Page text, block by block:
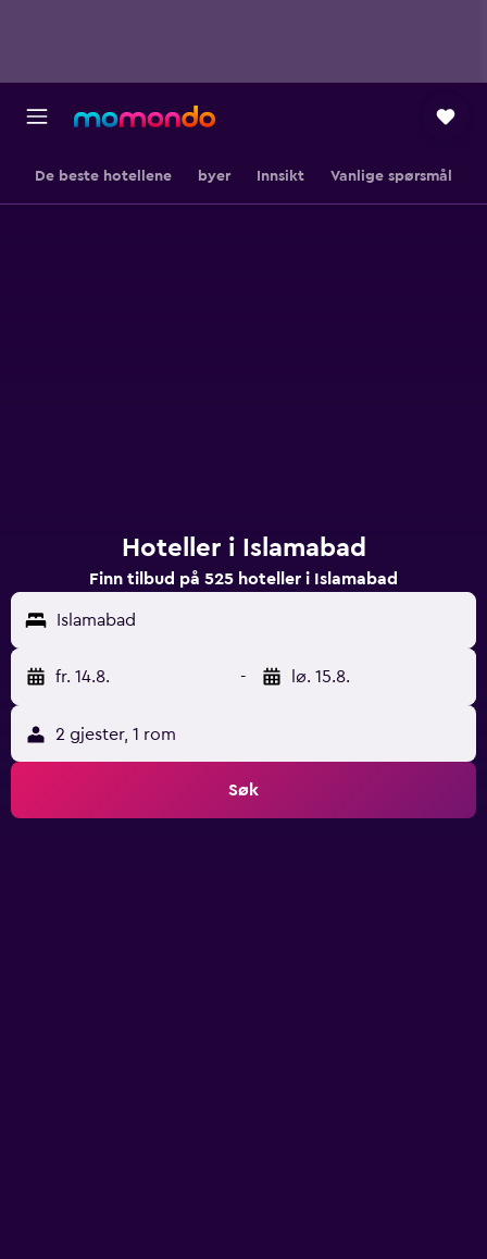
De beste hotellene byer Innsikt Vanlige spørsmål
Hoteller i Islamabad
Finn tilbud på 525 hoteller i Islamabad
Islamabad
fr. 14.8. - lø. 15.8.
2 gjester, 1 rom
Søk